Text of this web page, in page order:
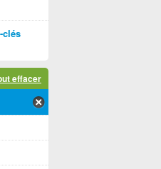
clés
effacer